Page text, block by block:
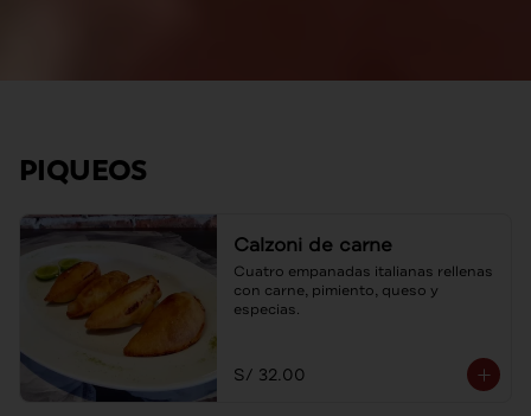
PIQUEOS
Calzoni de carne
Cuatro empanadas italianas rellenas
con carne, pimiento, queso y
especias.
S/ 32.00